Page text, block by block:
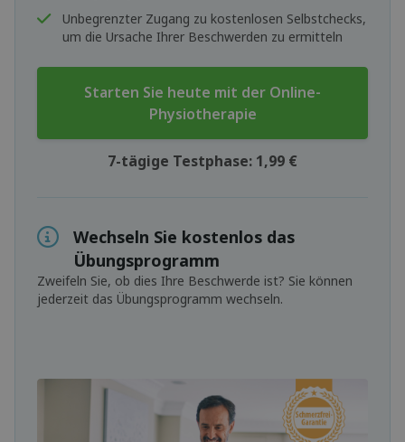
Unbegrenzter Zugang zu kostenlosen Selbstchecks,
um die Ursache Ihrer Beschwerden zu ermitteln
Starten Sie heute mit der Online-
Physiotherapie
7-tägige Testphase: 1,99 €
Wechseln Sie kostenlos das
Übungsprogramm
Zweifeln Sie, ob dies Ihre Beschwerde ist? Sie können
jederzeit das Übungsprogramm wechseln.